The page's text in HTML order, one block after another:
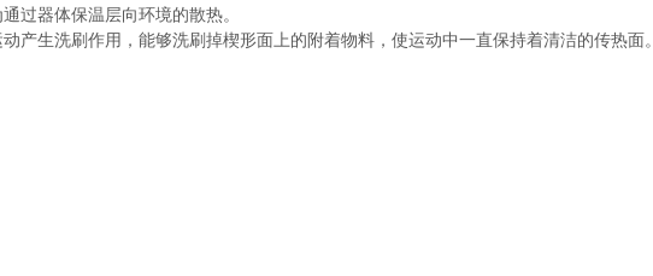
过器体保温层向环境的散热。
生洗刷作用，能够洗刷掉楔形面上的附着物料，使运动中一直保持着清洁的传热面。